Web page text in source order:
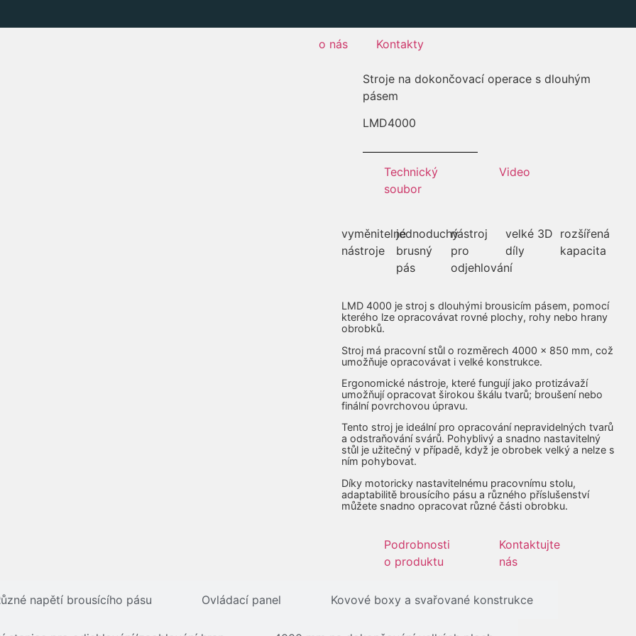
o nás Kontakty
Stroje na dokončovací operace s dlouhým
pásem
LMD4000
Technický
soubor
Video
vyměnitelné
nástroje
jednoduchý
brusný
pás
nástroj
pro
odjehlování
velké 3D
díly
rozšířená
kapacita
LMD 4000 je stroj s dlouhými brousicím pásem, pomocí
kterého lze opracovávat rovné plochy, rohy nebo hrany
obrobků.
Stroj má pracovní stůl o rozměrech 4000 x 850 mm, což
umožňuje opracovávat i velké konstrukce.
Ergonomické nástroje, které fungují jako protizávaží
umožňují opracovat širokou škálu tvarů; broušení nebo
finální povrchovou úpravu.
Tento stroj je ideální pro opracování nepravidelných tvarů
a odstraňování svárů. Pohyblivý a snadno nastavitelný
stůl je užitečný v případě, když je obrobek velký a nelze s
ním pohybovat.
Díky motoricky nastavitelnému pracovnímu stolu,
adaptabilitě brousícího pásu a různého příslušenství
můžete snadno opracovat různé části obrobku.
Podrobnosti
o produktu
Kontaktujte
nás
napětí brousícího pásu Ovládací panel Kovové boxy a svařované konstrukce